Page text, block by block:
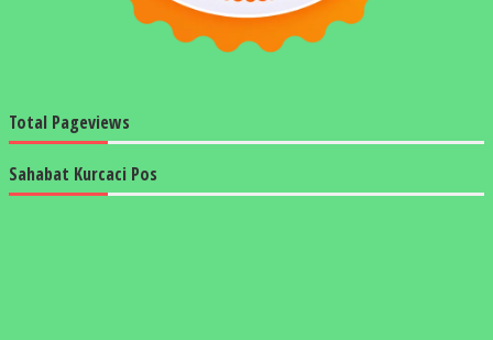
Total Pageviews
Sahabat Kurcaci Pos